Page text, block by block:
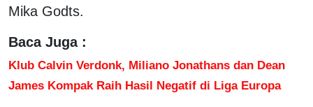
Mika Godts.
Baca Juga :
Klub Calvin Verdonk, Miliano Jonathans dan Dean
James Kompak Raih Hasil Negatif di Liga Europa